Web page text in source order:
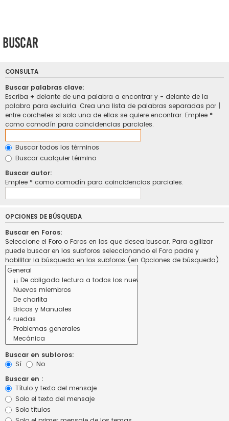
Buscar
CONSULTA
Buscar palabras clave:
Escriba + delante de una palabra a encontrar y - delante de la
palabra para excluirla. Crea una lista de palabras separadas por
entre corchetes si solo una de ellas se quiere encontrar. Emplee *
como comodín para coincidencias parciales.
Buscar todos los términos
Buscar cualquier término
Buscar autor:
Emplee * como comodín para coincidencias parciales.
OPCIONES DE BÚSQUEDA
Buscar en Foros:
Seleccione el Foro o Foros en los que desea buscar. Para agilizar
puede buscar en los subforos seleccionando el Foro padre y
habilitar la búsqueda en los subforos (en Opciones de búsqueda).
Buscar en subforos:
Sí
No
Buscar en :
Título y texto del mensaje
Solo el texto del mensaje
Solo títulos